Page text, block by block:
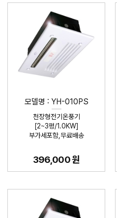
모델명 : YH-010PS
천장형전기온풍기
[2~3평/1.0KW]
부가세포함,무료배송
396,000 원